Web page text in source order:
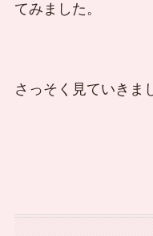
てみました。
さっそく見ていきま